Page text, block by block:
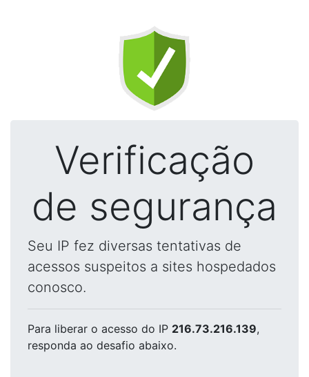
Verificação
de segurança
Seu IP fez diversas tentativas de
acessos suspeitos a sites hospedados
conosco.
Para liberar o acesso do IP 216.73.216.139,
responda ao desafio abaixo.